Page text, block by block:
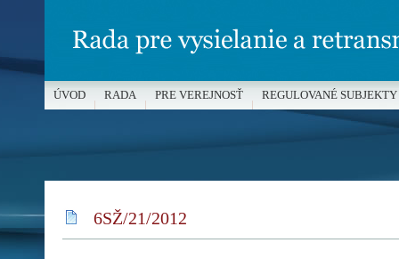
6SŽ/21/2012
ÚVOD RADA PRE VEREJNOSŤ REGULOVANÉ SUBJEKTY